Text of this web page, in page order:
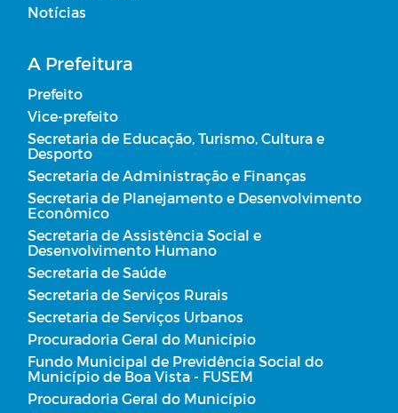
Notícias
A Prefeitura
Prefeito
Vice-prefeito
Secretaria de Educação, Turismo, Cultura e
Desporto
Secretaria de Administração e Finanças
Secretaria de Planejamento e Desenvolvimento
Econômico
Secretaria de Assistência Social e
Desenvolvimento Humano
Secretaria de Saúde
Secretaria de Serviços Rurais
Secretaria de Serviços Urbanos
Procuradoria Geral do Município
Fundo Municipal de Previdência Social do
Município de Boa Vista - FUSEM
Procuradoria Geral do Município